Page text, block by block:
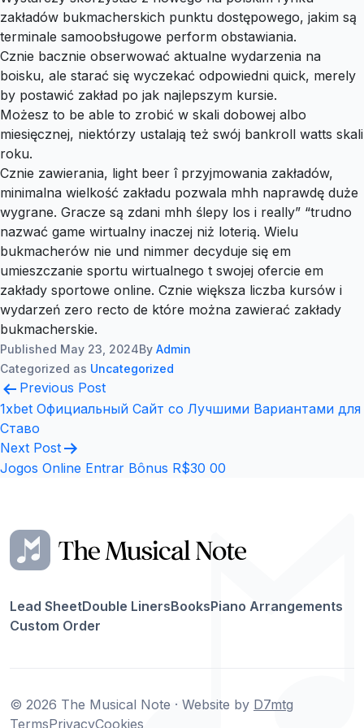
zakładów bukmacherskich punktu dostępowego, jakim są
terminale samoobsługowe perform obstawiania.
Cznie bacznie obserwować aktualne wydarzenia na
boisku, ale starać się wyczekać odpowiedni quick, merely
by postawić zakład po jak najlepszym kursie.
Możesz to be able to zrobić w skali dobowej albo
miesięcznej, niektórzy ustalają też swój bankroll watts skali
roku.
Cznie zawierania, light beer î przyjmowania zakładów,
minimalna wielkość zakładu pozwala mhh naprawdę duże
wygrane. Gracze są zdani mhh ślepy los i really” “trudno
nazwać game wirtualny inaczej niż loterią. Wielu
bukmacherów nie und nimmer decyduje się em
umieszczanie sportu wirtualnego t swojej ofercie em
zakłady sportowe online. Cznie większa liczba kursów i
wydarzeń zero recto de które można zawierać zakłady
bukmacherskie.
Published May 23, 2024By Admin
Categorized as Uncategorized
Post
navigation
Previous Post
1xbet Официальный Сайт со Лучшими Вариантами для
Ставо
Next Post
Jogos Online Entrar Bônus R$30 00
Lead SheetDouble LinersBooksPiano Arrangements
Custom Order
© 2026 The Musical Note · Website by D7mtg
TermsPrivacyCookies